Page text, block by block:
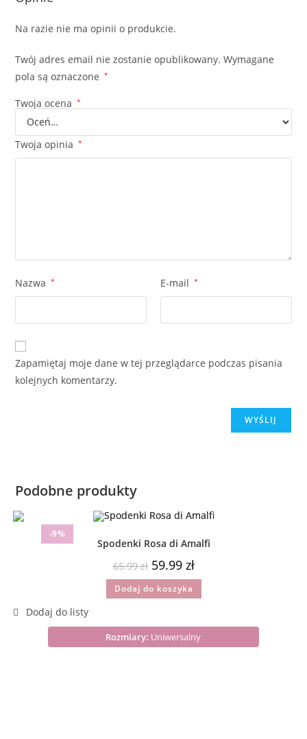
Na razie nie ma opinii o produkcie.
Twój adres email nie zostanie opublikowany. Wymagane
pola są oznaczone
*
Twoja ocena *
Twoja opinia *
Nazwa * E-mail *
Zapamiętaj moje dane w tej przeglądarce podczas pisania
kolejnych komentarzy.
Podobne produkty
-9%
Spodenki Rosa di Amalfi
65.99zł 59.99 zł
Dodaj do koszyka
Rozmiary: Uniwersalny